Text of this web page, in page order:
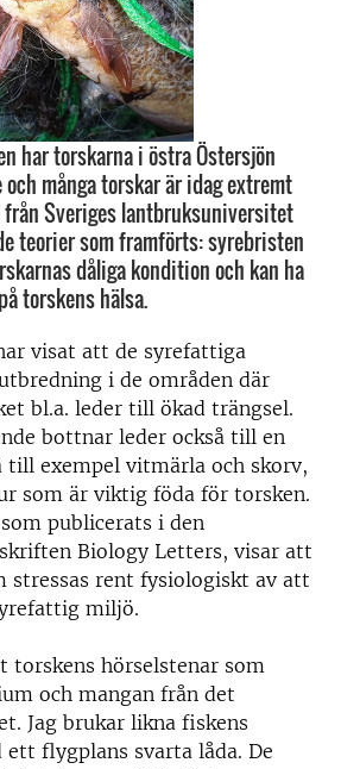
har torskarna i östra Östersjön
många torskar är idag extremt
från Sveriges lantbruksuniversitet
teorier som framförts: syrebristen
dåliga kondition och kan ha
torskens hälsa.
visat att de syrefattiga
i de områden där
bl.a. leder till ökad trängsel.
bottnar leder också till en
till exempel vitmärla och skorv,
som är viktig föda för torsken.
publicerats i den
Biology Letters, visar att
stressas rent fysiologiskt av att
miljö.
torskens hörselstenar som
och mangan från det
Jag brukar likna fiskens
ett flygplans svarta låda. De